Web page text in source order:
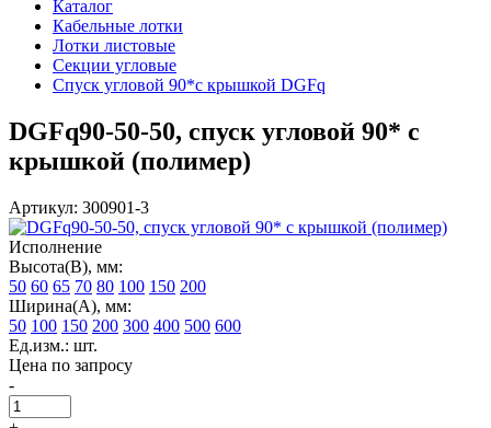
Каталог
Кабельные лотки
Лотки листовые
Секции угловые
Спуск угловой 90*с крышкой DGFq
DGFq90-50-50, спуск угловой 90* с
крышкой (полимер)
Артикул: 300901-3
Исполнение
Высота(В), мм:
50 60 65 70 80 100 150 200
Ширина(А), мм:
50 100 150 200 300 400 500 600
Ед.изм.: шт.
Цена по запросу
-